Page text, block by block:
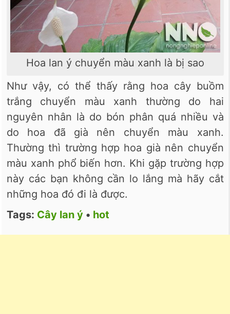
Hoa lan ý chuyển màu xanh là bị sao
Như vậy, có thể thấy rằng hoa cây buồm
trắng chuyển màu xanh thường do hai
nguyên nhân là do bón phân quá nhiều và
do hoa đã già nên chuyển màu xanh.
Thường thì trường hợp hoa già nên chuyển
màu xanh phổ biến hơn. Khi gặp trường hợp
này các bạn không cần lo lắng mà hãy cắt
những hoa đó đi là được.
Tags: Cây lan ý • hot